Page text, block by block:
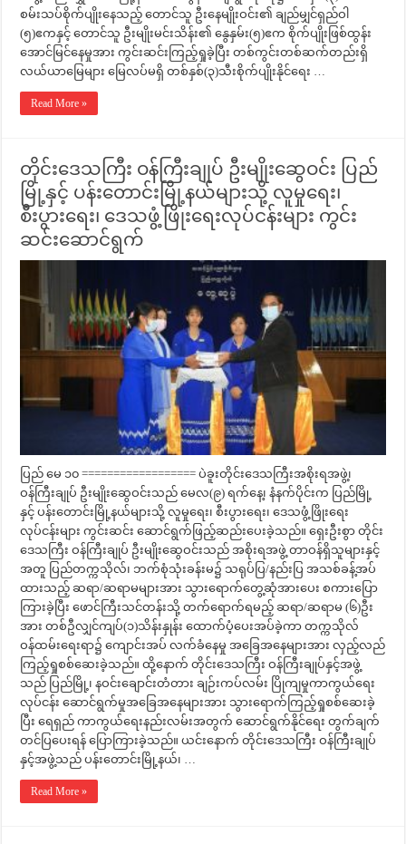
စမ်းသပ်စိုက်ပျိုးနေသည့် တောင်သူ ဦးနေမျိုးဝင်း၏ ချည်မျှင်ရှည်ဝါ
(၅)ဧကနှင့် တောင်သူ ဦးမျိုးမင်းသိန်း၏ နွေနှမ်း(၅)ဧက စိုက်ပျိုးဖြစ်ထွန်း
အောင်မြင်နေမှုအား ကွင်းဆင်းကြည့်ရှုခဲ့ပြီး တစ်ကွင်းတစ်ဆက်တည်းရှိ
လယ်ယာမြေများ မြေလပ်မရှိ တစ်နှစ်(၃)သီးစိုက်ပျိုးနိုင်ရေး …
Read More »
တိုင်းဒေသကြီး ဝန်ကြီးချုပ် ဦးမျိုးဆွေဝင်း ပြည်
မြို့နှင့် ပန်းတောင်းမြို့နယ်များသို့ လူမှုရေး၊
စီးပွားရေး၊ ဒေသဖွံ့ဖြိုးရေးလုပ်ငန်းများ ကွင်း
ဆင်းဆောင်ရွက်
ပြည် မေ ၁၀ ================== ပဲခူးတိုင်းဒေသကြီးအစိုးရအဖွဲ့၊
ဝန်ကြီးချုပ် ဦးမျိုးဆွေဝင်းသည် မေလ(၉) ရက်နေ့၊ နံနက်ပိုင်းက ပြည်မြို့
နှင့် ပန်းတောင်းမြို့နယ်များသို့ လူမှုရေး၊ စီးပွားရေး၊ ဒေသဖွံ့ဖြိုးရေး
လုပ်ငန်းများ ကွင်းဆင်း ဆောင်ရွက်ဖြည့်ဆည်းပေးခဲ့သည်။ ရှေးဦးစွာ တိုင်း
ဒေသကြီး ဝန်ကြီးချုပ် ဦးမျိုးဆွေဝင်းသည် အစိုးရအဖွဲ့ တာဝန်ရှိသူများနှင့်
အတူ ပြည်တက္ကသိုလ်၊ ဘက်စုံသုံးခန်းမ၌ သရုပ်ပြ/နည်းပြ အသစ်ခန့်အပ်
ထားသည့် ဆရာ/ဆရာမများအား သွားရောက်တွေ့ဆုံအားပေး စကားပြော
ကြားခဲ့ပြီး ဖောင်ကြီးသင်တန်းသို့ တက်ရောက်ရမည့် ဆရာ/ဆရာမ (၆)ဦး
အား တစ်ဦလျှင်ကျပ်(၁)သိန်းနှုန်း ထောက်ပံ့ပေးအပ်ခဲ့ကာ တက္ကသိုလ်
ဝန်ထမ်းရေးရာ၌ ကျောင်းအပ် လက်ခံနေမှု အခြေအနေများအား လှည့်လည်
ကြည့်ရှုစစ်ဆေးခဲ့သည်။ ထို့နောက် တိုင်းဒေသကြီး ဝန်ကြီးချုပ်နှင့်အဖွဲ့
သည် ပြည်မြို့၊ နဝင်းချောင်းတံတား ချဉ်းကပ်လမ်း ပြိုကျမှုကာကွယ်ရေး
လုပ်ငန်း ဆောင်ရွက်မှုအခြေအနေများအား သွားရောက်ကြည့်ရှုစစ်ဆေးခဲ့
ပြီး ရေရှည် ကာကွယ်ရေးနည်းလမ်းအတွက် ဆောင်ရွက်နိုင်ရေး တွက်ချက်
တင်ပြပေးရန် ပြောကြားခဲ့သည်။ ယင်းနောက် တိုင်းဒေသကြီး ဝန်ကြီးချုပ်
နှင့်အဖွဲ့သည် ပန်းတောင်းမြို့နယ်၊ …
Read More »